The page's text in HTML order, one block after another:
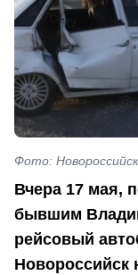
Фото:
Вчера 17 мая,
бывшим
рейсовый
Новороссийск